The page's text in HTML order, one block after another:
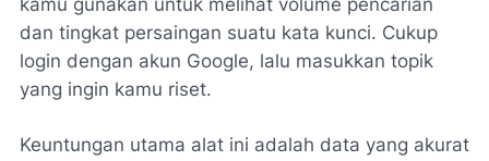
kamu gunakan untuk melihat volume pencarian
dan tingkat persaingan suatu kata kunci. Cukup
login dengan akun Google, lalu masukkan topik
yang ingin kamu riset.
Keuntungan utama alat ini adalah data yang akurat